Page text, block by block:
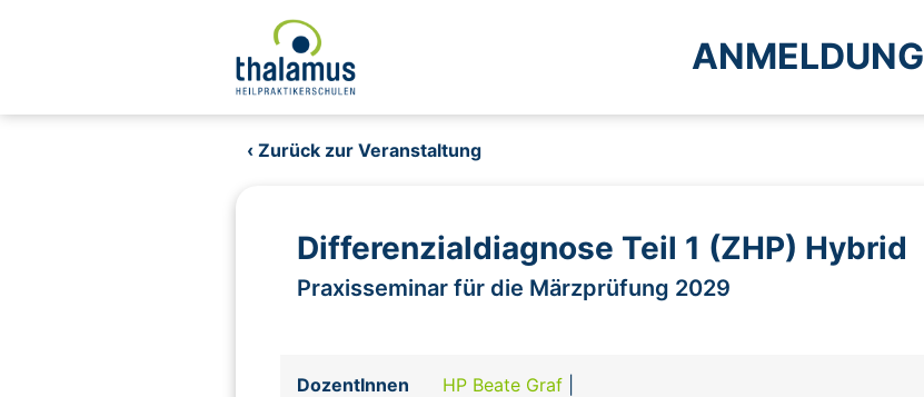
ANMELDUNG
‹ Zurück zur Veranstaltung
Differenzialdiagnose Teil 1 (ZHP) Hybrid
Praxisseminar für die Märzprüfung 2029
DozentInnen HP Beate Graf